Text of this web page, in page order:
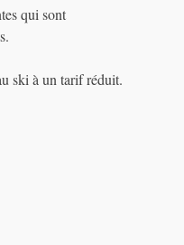
qui sont
ski à un tarif réduit.